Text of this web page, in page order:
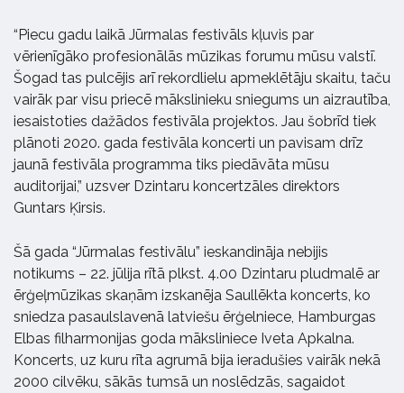
“Piecu gadu laikā Jūrmalas festivāls kļuvis par
vērienīgāko profesionālās mūzikas forumu mūsu valstī.
Šogad tas pulcējis arī rekordlielu apmeklētāju skaitu, taču
vairāk par visu priecē mākslinieku sniegums un aizrautība,
iesaistoties dažādos festivāla projektos. Jau šobrīd tiek
plānoti 2020. gada festivāla koncerti un pavisam drīz
jaunā festivāla programma tiks piedāvāta mūsu
auditorijai,” uzsver Dzintaru koncertzāles direktors
Guntars Ķirsis.
Šā gada “Jūrmalas festivālu” ieskandināja nebijis
notikums – 22. jūlija rītā plkst. 4.00 Dzintaru pludmalē ar
ērģeļmūzikas skaņām izskanēja Saullēkta koncerts, ko
sniedza pasaulslavenā latviešu ērģelniece, Hamburgas
Elbas filharmonijas goda māksliniece Iveta Apkalna.
Koncerts, uz kuru rīta agrumā bija ieradušies vairāk nekā
2000 cilvēku, sākās tumsā un noslēdzās, sagaidot